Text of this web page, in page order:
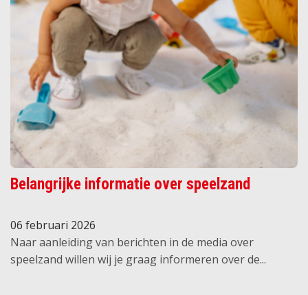
Belangrijke informatie over speelzand
06 februari 2026
Naar aanleiding van berichten in de media over
speelzand willen wij je graag informeren over de...